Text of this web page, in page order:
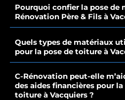
Pourquoi confier la pose de
Rénovation Père & Fils à
Quels types de matériaux
pour la pose de toiture à
C-Rénovation peut-elle
des aides financières pour la
toiture à Vacquiers ?